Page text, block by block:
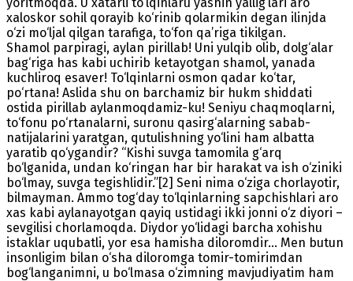
xaloskor sohil qorayib ko‘rinib qolarmikin degan ilinjda
o‘zi mo‘ljal qilgan tarafiga, to‘fon qa’riga tikilgan.
Shamol parpiragi, aylan pirillab! Uni yulqib olib, dolg‘alar
bag‘riga has kabi uchirib ketayotgan shamol, yanada
kuchliroq esaver! To‘lqinlarni osmon qadar ko‘tar,
po‘rtana! Aslida shu on barchamiz bir hukm shiddati
ostida pirillab aylanmoqdamiz-ku! Seniyu chaqmoqlarni,
to‘fonu po‘rtanalarni, suronu qasirg‘alarning sabab-
natijalarini yaratgan, qutulishning yo‘lini ham albatta
yaratib qo‘ygandir? “Kishi suvga tamomila g‘arq
bo‘lganida, undan ko‘ringan har bir harakat va ish o‘ziniki
bo‘lmay, suvga tegishlidir.”[2] Seni nima o‘ziga chorlayotir,
bilmayman. Ammo tog‘day to‘lqinlarning sapchishlari aro
xas kabi aylanayotgan qayiq ustidagi ikki jonni o‘z diyori –
sevgilisi chorlamoqda. Diydor yo‘lidagi barcha xohishu
istaklar uqubatli, yor esa hamisha diloromdir... Men butun
insonligim bilan o‘sha diloromga tomir-tomirimdan
bog‘langanimni, u bo‘lmasa o‘zimning mavjudiyatim ham